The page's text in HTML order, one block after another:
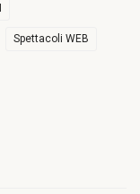
Spettacoli WEB